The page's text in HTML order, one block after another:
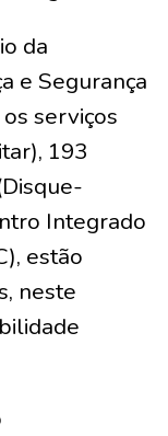
da
e Segurança
serviços
193
Integrado
estão
neste